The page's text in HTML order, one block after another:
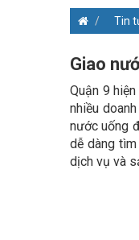
Tin
Giao
Quận 9
nhiều
nước uống
dễ dàng
dịch vụ và